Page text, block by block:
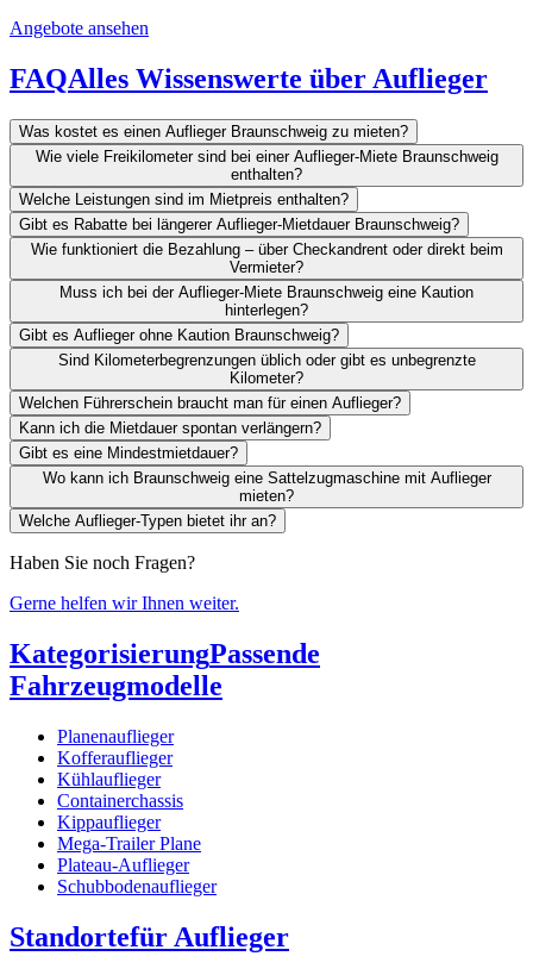
Angebote ansehen
FAQAlles Wissenswerte über Auflieger
Was kostet es einen Auflieger Braunschweig zu mieten?
Wie viele Freikilometer sind bei einer Auflieger-Miete Braunschweig
enthalten?
Welche Leistungen sind im Mietpreis enthalten?
Gibt es Rabatte bei längerer Auflieger-Mietdauer Braunschweig?
Wie funktioniert die Bezahlung – über Checkandrent oder direkt beim
Vermieter?
Muss ich bei der Auflieger-Miete Braunschweig eine Kaution
hinterlegen?
Gibt es Auflieger ohne Kaution Braunschweig?
Sind Kilometerbegrenzungen üblich oder gibt es unbegrenzte
Kilometer?
Welchen Führerschein braucht man für einen Auflieger?
Kann ich die Mietdauer spontan verlängern?
Gibt es eine Mindestmietdauer?
Wo kann ich Braunschweig eine Sattelzugmaschine mit Auflieger
mieten?
Welche Auflieger-Typen bietet ihr an?
Haben Sie noch Fragen?
Gerne helfen wir Ihnen weiter.
KategorisierungPassende
Fahrzeugmodelle
Planenauflieger
Kofferauflieger
Kühlauflieger
Containerchassis
Kippauflieger
Mega-Trailer Plane
Plateau-Auflieger
Schubbodenauflieger
Standortefür Auflieger